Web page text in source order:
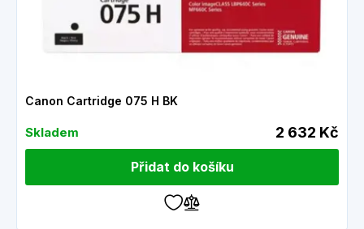
Canon Cartridge 075 H BK
Skladem 2 632 Kč
Přidat do košíku